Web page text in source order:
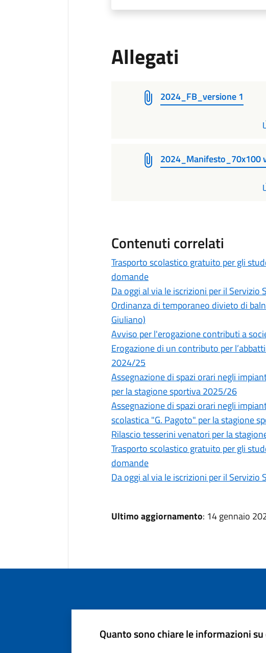
Allegati
2024_FB_versione 1
2024_Manifesto_70x100
Contenuti correlati
Trasporto scolastico gratuito per gli
domande
Da oggi al via le iscrizioni per il Servizio
Ordinanza di temporaneo divieto di
Giuliano)
Avviso per l'erogazione contributi a
Erogazione di un contributo per
2024/25
Assegnazione di spazi orari negli
per la stagione sportiva 2025/26
Assegnazione di spazi orari negli
scolastica "G. Pagoto" per la stagione
Rilascio tesserini venatori per la
Trasporto scolastico gratuito per gli
domande
Da oggi al via le iscrizioni per il
Ultimo aggiornamento: 14 gennaio
Quanto sono chiare le informazioni